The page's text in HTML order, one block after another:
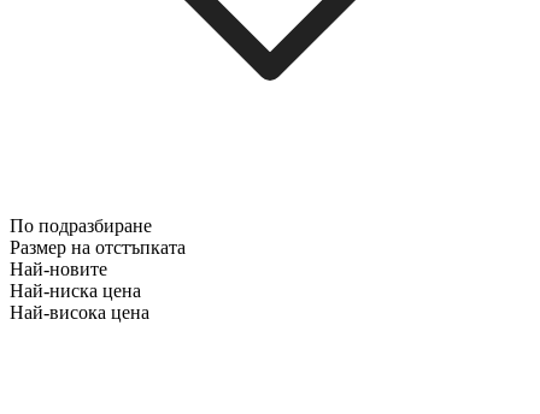
По подразбиране
Размер на отстъпката
Най-новите
Най-ниска цена
Най-висока цена